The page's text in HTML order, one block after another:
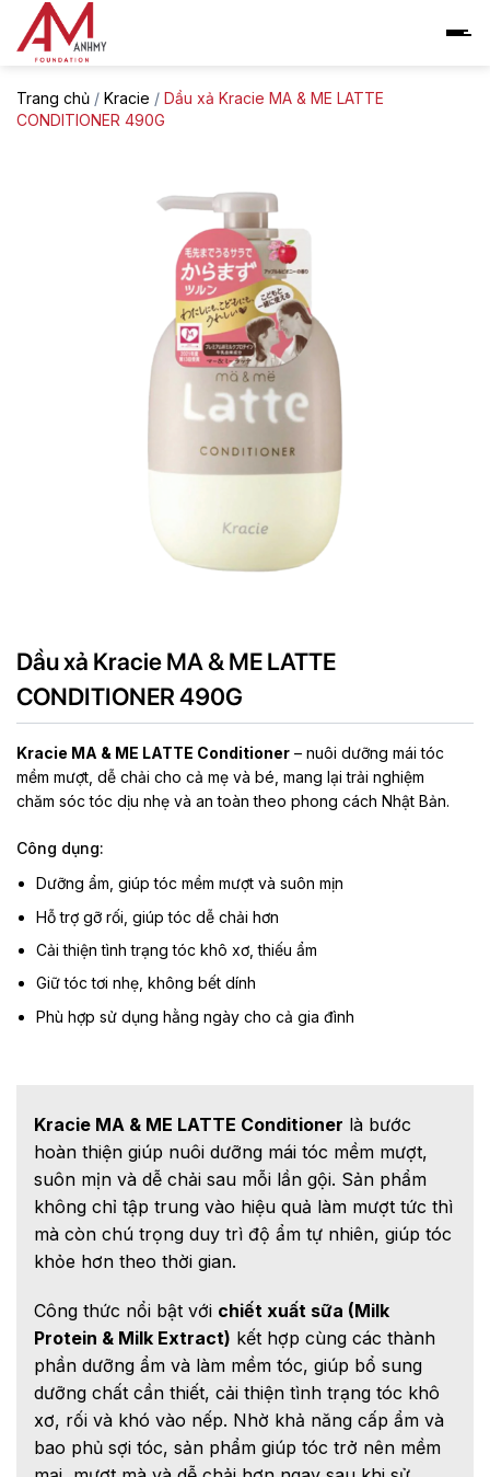
content
Trang chủ / Kracie / Dầu xả Kracie MA & ME LATTE
CONDITIONER 490G
Dầu xả Kracie MA & ME LATTE
CONDITIONER 490G
Kracie MA & ME LATTE Conditioner – nuôi dưỡng mái tóc
mềm mượt, dễ chải cho cả mẹ và bé, mang lại trải nghiệm
chăm sóc tóc dịu nhẹ và an toàn theo phong cách Nhật Bản.
Công dụng:
Dưỡng ẩm, giúp tóc mềm mượt và suôn mịn
Hỗ trợ gỡ rối, giúp tóc dễ chải hơn
Cải thiện tình trạng tóc khô xơ, thiếu ẩm
Giữ tóc tơi nhẹ, không bết dính
Phù hợp sử dụng hằng ngày cho cả gia đình
Kracie MA & ME LATTE Conditioner là bước
hoàn thiện giúp nuôi dưỡng mái tóc mềm mượt,
suôn mịn và dễ chải sau mỗi lần gội. Sản phẩm
không chỉ tập trung vào hiệu quả làm mượt tức thì
mà còn chú trọng duy trì độ ẩm tự nhiên, giúp tóc
khỏe hơn theo thời gian.
Công thức nổi bật với chiết xuất sữa (Milk
Protein & Milk Extract) kết hợp cùng các thành
phần dưỡng ẩm và làm mềm tóc, giúp bổ sung
dưỡng chất cần thiết, cải thiện tình trạng tóc khô
xơ, rối và khó vào nếp. Nhờ khả năng cấp ẩm và
bao phủ sợi tóc, sản phẩm giúp tóc trở nên mềm